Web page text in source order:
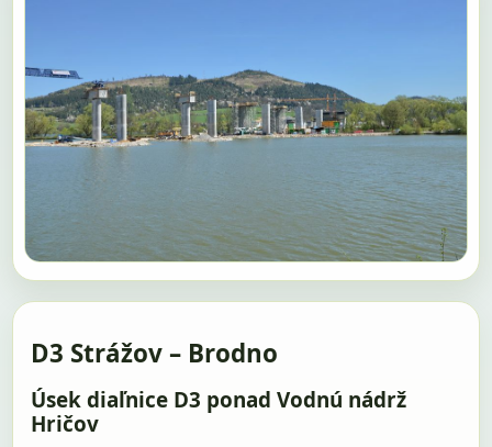
D3 Strážov – Brodno
Úsek diaľnice D3 ponad Vodnú nádrž
Hričov